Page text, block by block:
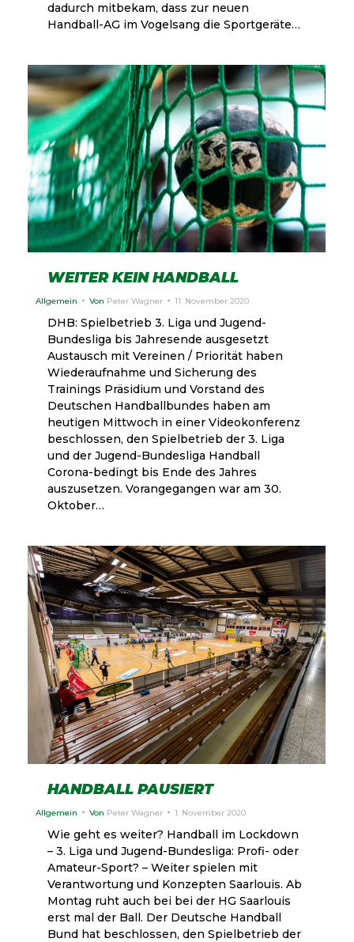
dadurch mitbekam, dass zur neuen
Handball-AG im Vogelsang die Sportgeräte…
WEITER KEIN HANDBALL
Allgemein Von Peter Wagner 11. November 2020
DHB: Spielbetrieb 3. Liga und Jugend-
Bundesliga bis Jahresende ausgesetzt
Austausch mit Vereinen / Priorität haben
Wiederaufnahme und Sicherung des
Trainings Präsidium und Vorstand des
Deutschen Handballbundes haben am
heutigen Mittwoch in einer Videokonferenz
beschlossen, den Spielbetrieb der 3. Liga
und der Jugend-Bundesliga Handball
Corona-bedingt bis Ende des Jahres
auszusetzen. Vorangegangen war am 30.
Oktober…
HANDBALL PAUSIERT
Allgemein Von Peter Wagner 1. November 2020
Wie geht es weiter? Handball im Lockdown
– 3. Liga und Jugend-Bundesliga: Profi- oder
Amateur-Sport? – Weiter spielen mit
Verantwortung und Konzepten Saarlouis. Ab
Montag ruht auch bei bei der HG Saarlouis
erst mal der Ball. Der Deutsche Handball
Bund hat beschlossen, den Spielbetrieb der